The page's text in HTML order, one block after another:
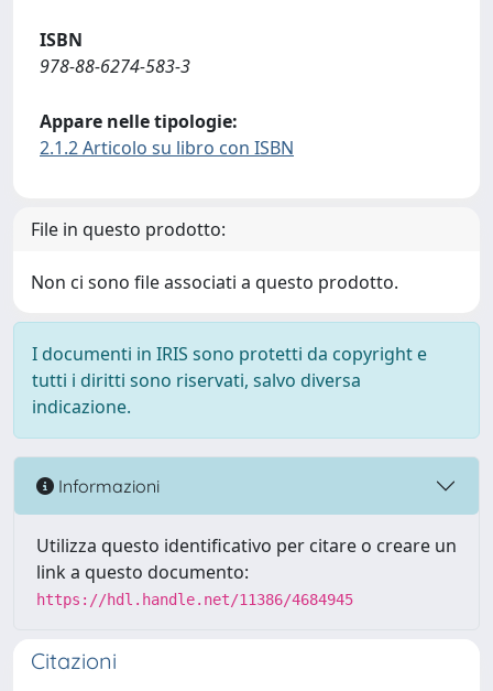
ISBN
978-88-6274-583-3
Appare nelle tipologie:
2.1.2 Articolo su libro con ISBN
File in questo prodotto:
Non ci sono file associati a questo prodotto.
I documenti in IRIS sono protetti da copyright e
tutti i diritti sono riservati, salvo diversa
indicazione.
Informazioni
Utilizza questo identificativo per citare o creare un
link a questo documento:
https://hdl.handle.net/11386/4684945
Citazioni